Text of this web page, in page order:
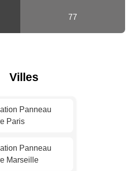
77
Villes
Panneau
Paris
Panneau
Marseille